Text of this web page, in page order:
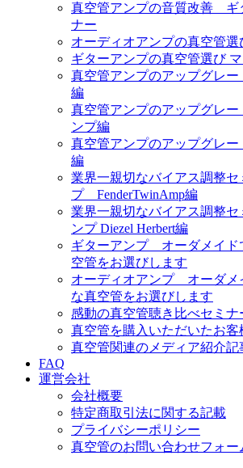
真空管アンプの音質改善 ギ
ナー
オーディオアンプの真空管選
ギターアンプの真空管選び
真空管アンプのアップグレ
編
真空管アンプのアップグレ
ンプ編
真空管アンプのアップグレ
編
業界一親切なバイアス調整
プ FenderTwinAmp編
業界一親切なバイアス調整
ンプ Diezel Herbert編
ギターアンプ オーダメイド
空管をお選びします
オーディオアンプ オーダメ
な真空管をお選びします
感動の真空管聴き比べセミナ
真空管を購入いただいたお客
真空管関連のメディア紹介記
FAQ
運営会社
会社概要
特定商取引法に関する記載
プライバシーポリシー
真空管のお問い合わせフォー